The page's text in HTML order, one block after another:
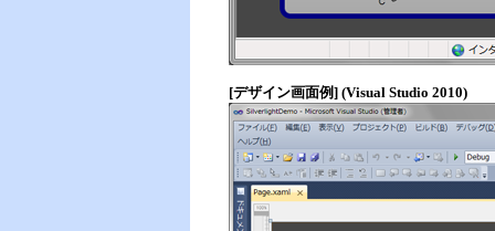
[デザイン画面例] (Visual Studio 2010)